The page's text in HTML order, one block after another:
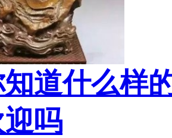
的评论，大
道什么样
吗